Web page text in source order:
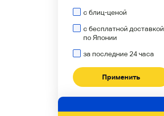
с блиц-ценой
с бесплатной доставкой
по Японии
за последние 24 часа